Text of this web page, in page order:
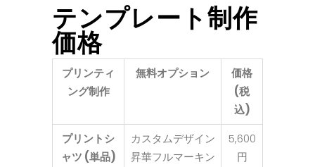
テンプレート制作
価格
プリンティ
ング制作
無料オプション
価格
(税
込)
プリントシ
ャツ (単品)
カスタムデザイン
昇華フルマーキン
5,600
円